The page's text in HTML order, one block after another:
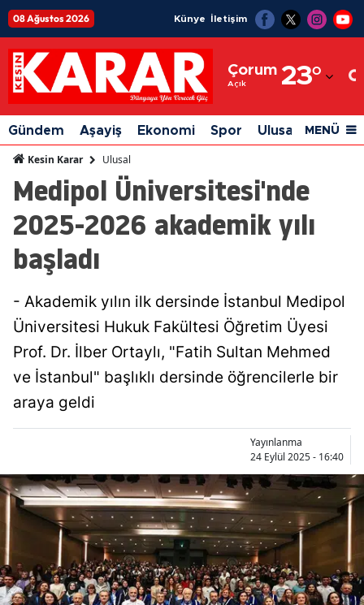
08 Ağustos 2026 Künye İletişim
Çorum
Açık 23°
Adıyaman
Afyonkarahisar
Ağrı
Amasya
Ankara
Balıkesir
Bilecik
Bitlis
Bolu
Burdur
Bursa
Çanakkale
Gündem Aşayiş Ekonomi Spor Ulusal Siyaset
MENÜ
Kesin Karar Ulusal
Medipol Üniversitesi'nde
2025-2026 akademik yılı
başladı
- Akademik yılın ilk dersinde İstanbul Medipol
Üniversitesi Hukuk Fakültesi Öğretim Üyesi
Prof. Dr. İlber Ortaylı, "Fatih Sultan Mehmed
ve İstanbul" başlıklı dersinde öğrencilerle bir
araya geldi
Yayınlanma
24 Eylül 2025 - 16:40